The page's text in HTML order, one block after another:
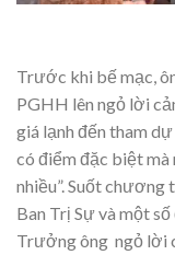
Trước khi bế mạc,
PGHH lên ngỏ lời
giá lạnh đến tham
có điểm đặc biệt mà
nhiều”. Suốt chương
Ban Trị Sự và một
Trưởng ông ngỏ lời